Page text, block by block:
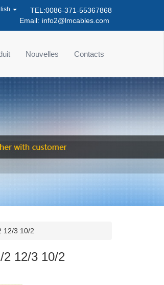
TEL:0086-371-55367868
Email: info2@lmcables.com
Nouvelles Contacts
12/3 10/2
2 12/3 10/2